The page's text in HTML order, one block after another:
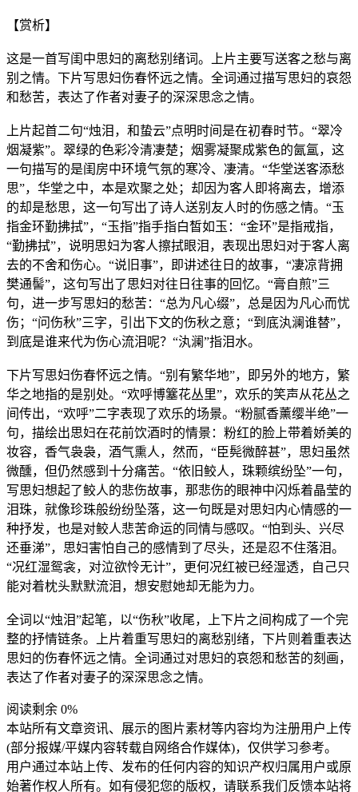
【赏析】
这是一首写闺中思妇的离愁别绪词。上片主要写送客之愁与离
别之情。下片写思妇伤春怀远之情。全词通过描写思妇的哀怨
和愁苦，表达了作者对妻子的深深思念之情。
上片起首二句“烛泪，和蛰云”点明时间是在初春时节。“翠冷
烟凝紫”。翠绿的色彩冷清凄楚；烟雾凝聚成紫色的氤氲，这
一句描写的是闺房中环境气氛的寒冷、凄清。“华堂送客添愁
思”，华堂之中，本是欢聚之处；却因为客人即将离去，增添
的却是愁思，这一句写出了诗人送别友人时的伤感之情。“玉
指金环勤拂拭”，“玉指”指手指白皙如玉：“金环”是指戒指，
“勤拂拭”，说明思妇为客人擦拭眼泪，表现出思妇对于客人离
去的不舍和伤心。“说旧事”，即讲述往日的故事，“凄凉背拥
樊通髻”，这句写出了思妇对往日往事的回忆。“膏自煎”三
句，进一步写思妇的愁苦：“总为凡心缀”，总是因为凡心而忧
伤；“问伤秋”三字，引出下文的伤秋之意；“到底汍澜谁替”，
到底是谁来代为伤心流泪呢？“汍澜”指泪水。
下片写思妇伤春怀远之情。“别有繁华地”，即另外的地方，繁
华之地指的是别处。“欢呼博簺花丛里”，欢乐的笑声从花丛之
间传出，“欢呼”二字表现了欢乐的场景。“粉腻香薰缨半绝”一
句，描绘出思妇在花前饮酒时的情景：粉红的脸上带着娇美的
妆容，香气袅袅，酒气熏人，然而，“臣髡微醉甚”，思妇虽然
微醺，但仍然感到十分痛苦。“依旧鲛人，珠颗缤纷坠”一句，
写思妇想起了鲛人的悲伤故事，那悲伤的眼神中闪烁着晶莹的
泪珠，就像珍珠般纷纷坠落，这一句既是对思妇内心情感的一
种抒发，也是对鲛人悲苦命运的同情与感叹。“怕到头、兴尽
还垂涕”，思妇害怕自己的感情到了尽头，还是忍不住落泪。
“况红湿鸳衾，对泣欲怜无计”，更何况红被已经湿透，自己只
能对着枕头默默流泪，想安慰她却无能为力。
全词以“烛泪”起笔，以“伤秋”收尾，上下片之间构成了一个完
整的抒情链条。上片着重写思妇的离愁别绪，下片则着重表达
思妇的伤春怀远之情。全词通过对思妇的哀怨和愁苦的刻画，
表达了作者对妻子的深深思念之情。
阅读剩余 0%
本站所有文章资讯、展示的图片素材等内容均为注册用户上传
(部分报媒/平媒内容转载自网络合作媒体)，仅供学习参考。
用户通过本站上传、发布的任何内容的知识产权归属用户或原
始著作权人所有。如有侵犯您的版权，请联系我们反馈本站将